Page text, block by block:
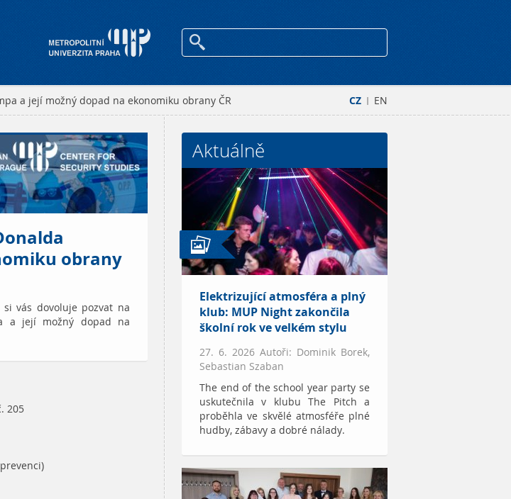
CZ | EN
a její možný dopad na ekonomiku obrany ČR
obrany
vás dovoluje pozvat na
a její možný dopad na
205
Aktuálně
Elektrizující atmosféra a plný
klub: MUP Night zakončila
školní rok ve velkém stylu
27. 6. 2026 Autoři: Dominik Borek,
Sebastian Szaban
The end of the school year party se
uskutečnila v klubu The Pitch a
proběhla ve skvělé atmosféře plné
hudby, zábavy a dobré nálady.